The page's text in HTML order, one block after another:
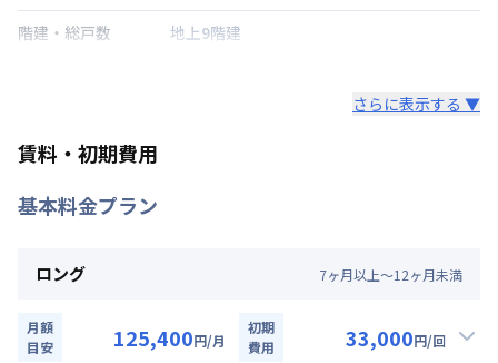
階建・総戸数
地上9階建
禁煙・喫煙
駐車場
なし
さらに表示する ▼
賃料・初期費用
基本料金プラン
ロング 7ヶ月以上～12ヶ月未満
月額
目安
125,400円/月
初期
費用
33,000円/回